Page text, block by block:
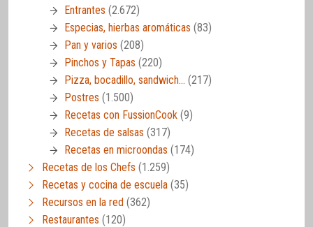
Entrantes (2.672)
Especias, hierbas aromáticas (83)
Pan y varios (208)
Pinchos y Tapas (220)
Pizza, bocadillo, sandwich… (217)
Postres (1.500)
Recetas con FussionCook (9)
Recetas de salsas (317)
Recetas en microondas (174)
Recetas de los Chefs (1.259)
Recetas y cocina de escuela (35)
Recursos en la red (362)
Restaurantes (120)